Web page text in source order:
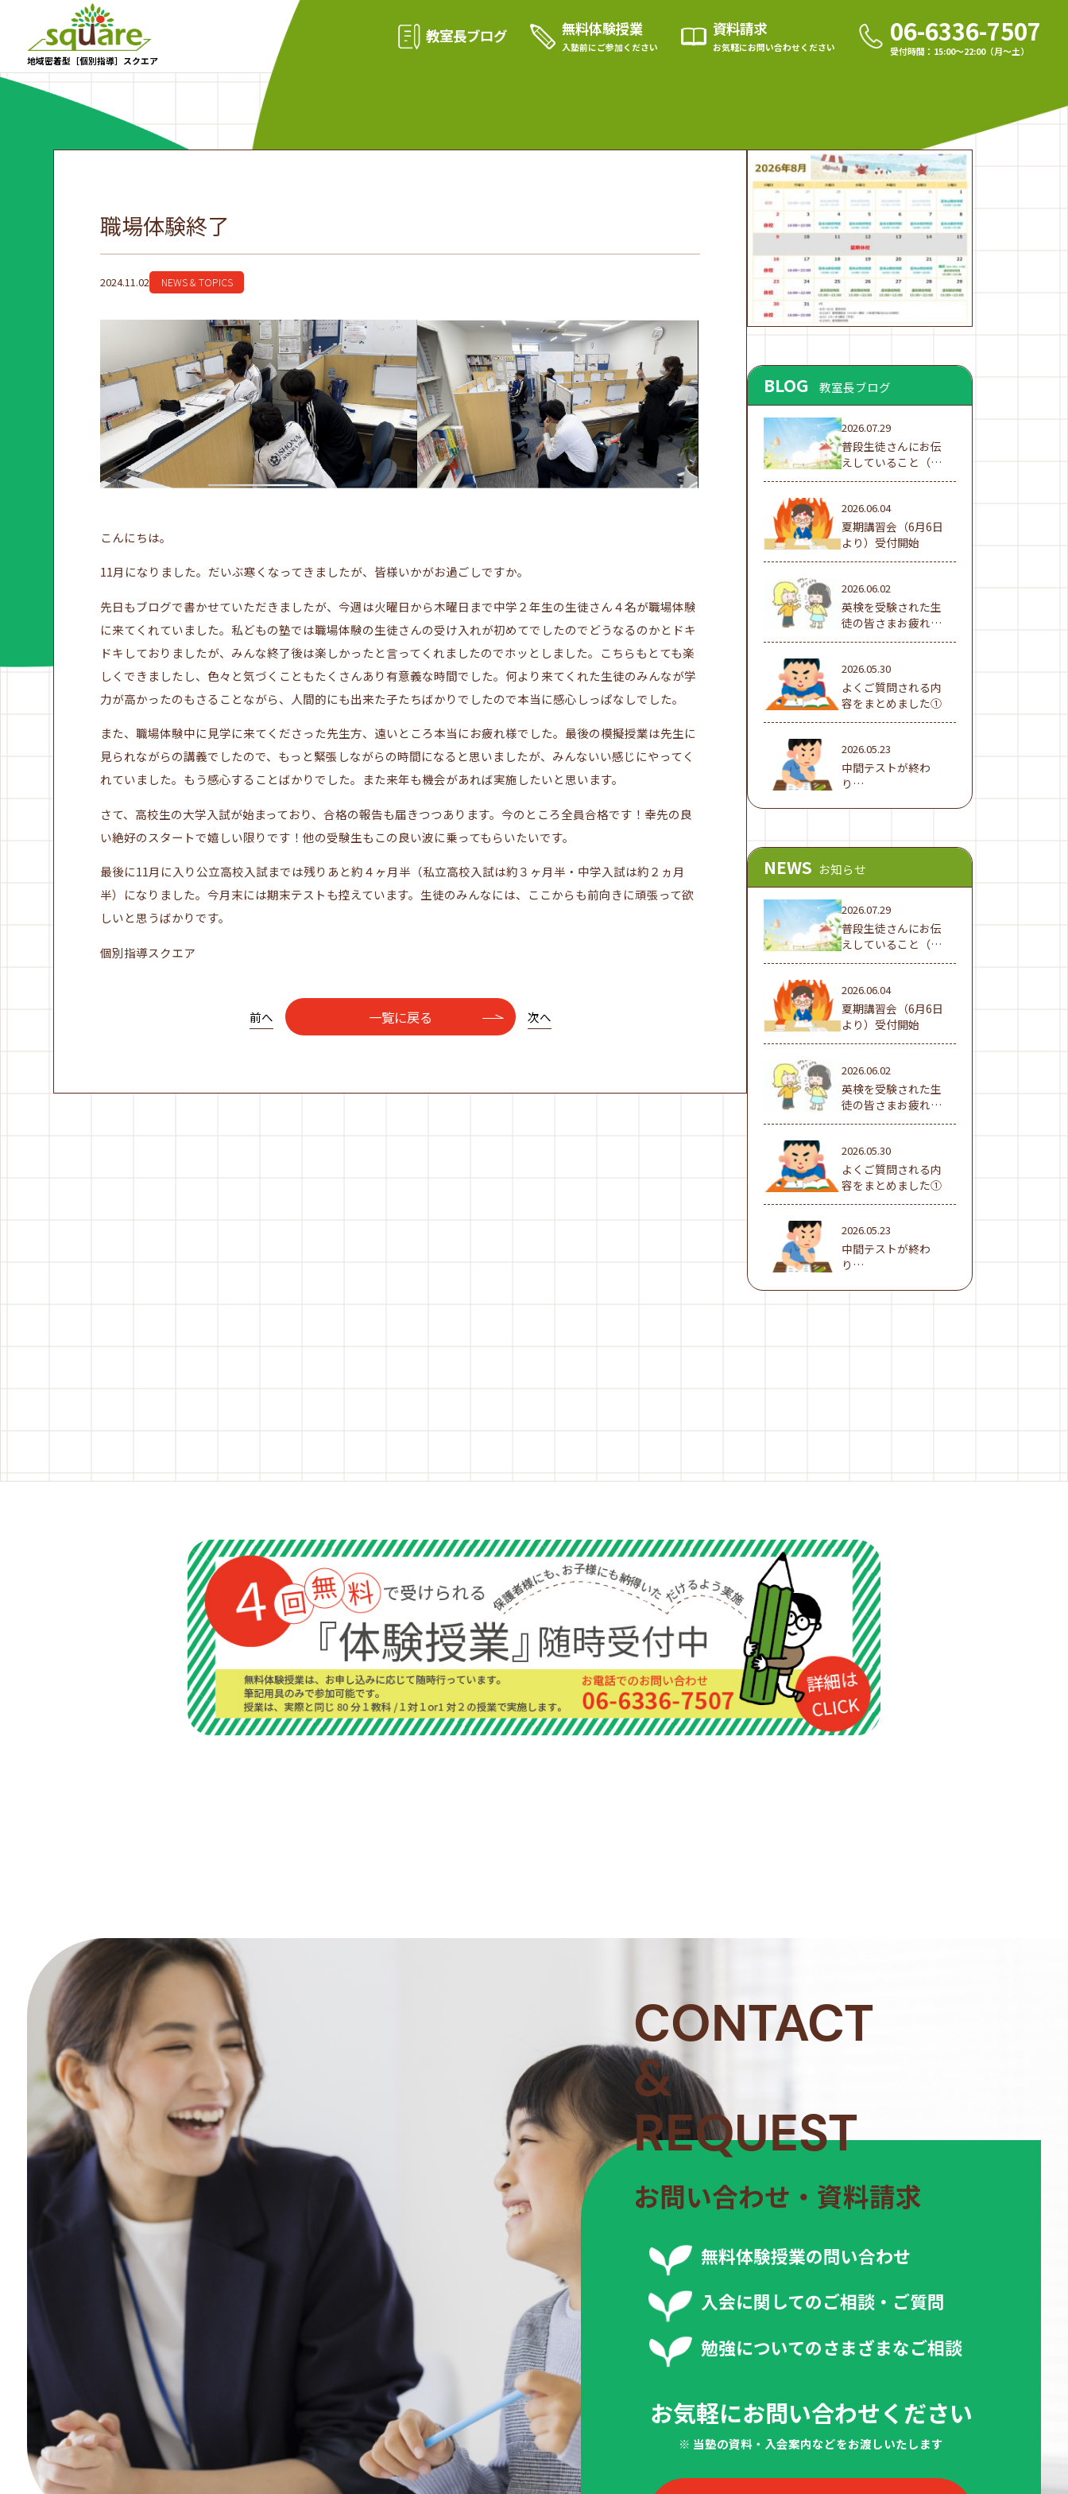
地域密着型［個別指導］スクエア
教室長ブログ 無料体験授業
入塾前にご参加ください
資料請求
お気軽にお問い合わせください 06-6336-7507
受付時間：15:00〜22:00（月〜土）
職場体験終了
2024.11.02 NEWS & TOPICS
こんにちは。
11月になりました。だいぶ寒くなってきましたが、皆様いかがお過ごしですか。
先日もブログで書かせていただきましたが、今週は火曜日から木曜日まで中学２年生の生徒さん４名が職場体験
に来てくれていました。私どもの塾では職場体験の生徒さんの受け入れが初めてでしたのでどうなるのかとドキ
ドキしておりましたが、みんな終了後は楽しかったと言ってくれましたのでホッとしました。こちらもとても楽
しくできましたし、色々と気づくこともたくさんあり有意義な時間でした。何より来てくれた生徒のみんなが学
力が高かったのもさることながら、人間的にも出来た子たちばかりでしたので本当に感心しっぱなしでした。
また、職場体験中に見学に来てくださった先生方、遠いところ本当にお疲れ様でした。最後の模擬授業は先生に
見られながらの講義でしたので、もっと緊張しながらの時間になると思いましたが、みんないい感じにやってく
れていました。もう感心することばかりでした。また来年も機会があれば実施したいと思います。
さて、高校生の大学入試が始まっており、合格の報告も届きつつあります。今のところ全員合格です！幸先の良
い絶好のスタートで嬉しい限りです！他の受験生もこの良い波に乗ってもらいたいです。
最後に11月に入り公立高校入試までは残りあと約４ヶ月半（私立高校入試は約３ヶ月半・中学入試は約２ヵ月
半）になりました。今月末には期末テストも控えています。生徒のみんなには、ここからも前向きに頑張って欲
しいと思うばかりです。
個別指導スクエア
前へ 一覧に戻る 次へ
BLOG 教室長ブログ
2026.07.29
普段生徒さんにお伝
えしていること（夏
休み編①）
2026.06.04
夏期講習会（6月6日
より）受付開始
2026.06.02
英検を受験された生
徒の皆さまお疲れ様
でした！
2026.05.30
よくご質問される内
容をまとめました①
2026.05.23
中間テストが終わ
り…
NEWS お知らせ
2026.07.29
普段生徒さんにお伝
えしていること（夏
休み編①）
2026.06.04
夏期講習会（6月6日
より）受付開始
2026.06.02
英検を受験された生
徒の皆さまお疲れ様
でした！
2026.05.30
よくご質問される内
容をまとめました①
2026.05.23
中間テストが終わ
り…
CONTACT
&
REQUEST
お問い合わせ・資料請求
無料体験授業の問い合わせ
入会に関してのご相談・ご質問
勉強についてのさまざまなご相談
お気軽にお問い合わせください
※ 当塾の資料・入会案内などをお渡しいたします